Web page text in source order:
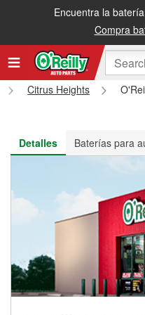
Encuentra la
Compra
Recibe tu orden gratis al
Citrus Heights
Detalles
Baterías para